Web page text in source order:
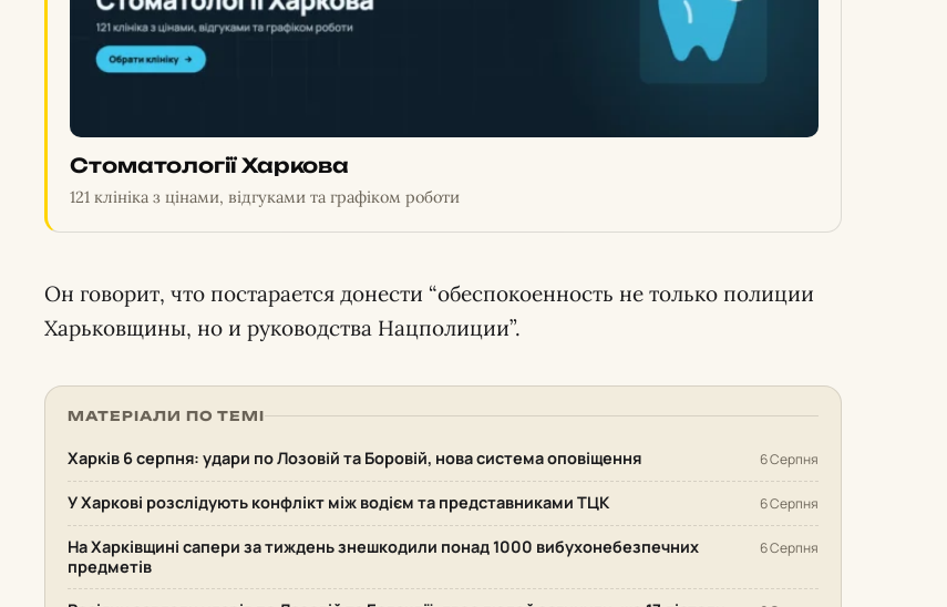
Стоматології Харкова
121 клініка з цінами, відгуками та графіком роботи
Он говорит, что постарается донести “обеспокоенность не только полиции
Харьковщины, но и руководства Нацполиции”.
МАТЕРІАЛИ ПО ТЕМІ
Харків 6 серпня: удари по Лозовій та Боровій, нова система оповіщення 6 Серпня
У Харкові розслідують конфлікт між водієм та представниками ТЦК 6 Серпня
На Харківщині сапери за тиждень знешкодили понад 1000 вибухонебезпечних
предметів
6 Серпня